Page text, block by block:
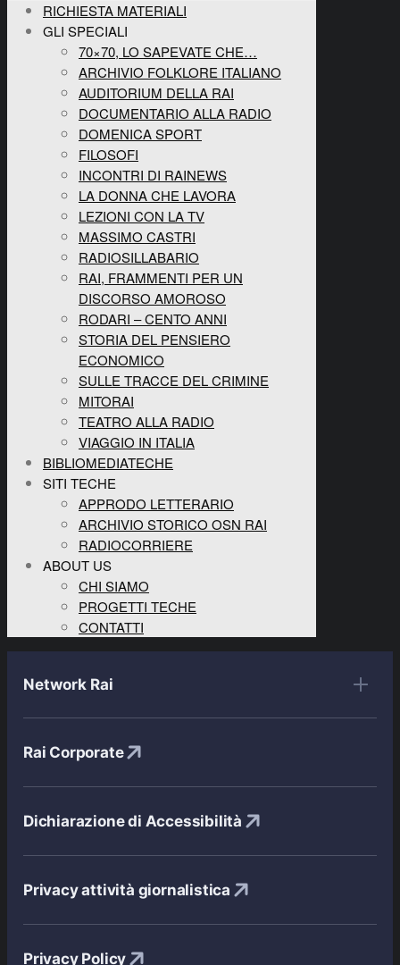
RICHIESTA MATERIALI
GLI SPECIALI
70×70, LO SAPEVATE CHE…
ARCHIVIO FOLKLORE ITALIANO
AUDITORIUM DELLA RAI
DOCUMENTARIO ALLA RADIO
DOMENICA SPORT
FILOSOFI
INCONTRI DI RAINEWS
LA DONNA CHE LAVORA
LEZIONI CON LA TV
MASSIMO CASTRI
RADIOSILLABARIO
RAI, FRAMMENTI PER UN
DISCORSO AMOROSO
RODARI – CENTO ANNI
STORIA DEL PENSIERO
ECONOMICO
SULLE TRACCE DEL CRIMINE
MITORAI
TEATRO ALLA RADIO
VIAGGIO IN ITALIA
BIBLIOMEDIATECHE
SITI TECHE
APPRODO LETTERARIO
ARCHIVIO STORICO OSN RAI
RADIOCORRIERE
ABOUT US
CHI SIAMO
PROGETTI TECHE
CONTATTI